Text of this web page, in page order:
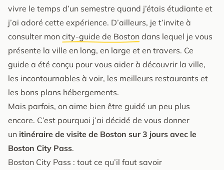
vivre le temps d’un semestre quand j’étais étudiante et
j’ai adoré cette expérience. D’ailleurs, je t’invite à
consulter mon city-guide de Boston dans lequel je vous
présente la ville en long, en large et en travers. Ce
guide a été conçu pour vous aider à découvrir la ville,
les incontournables à voir, les meilleurs restaurants et
les bons plans hébergements.
Mais parfois, on aime bien être guidé un peu plus
encore. C’est pourquoi j’ai décidé de vous donner
un itinéraire de visite de Boston sur 3 jours avec le
Boston City Pass.
Boston City Pass : tout ce qu’il faut savoir